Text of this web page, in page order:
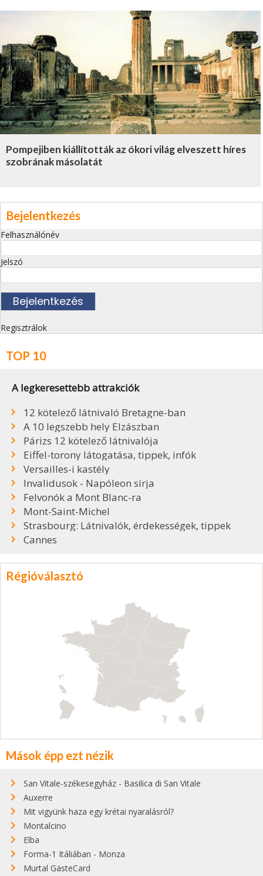
Pompejiben kiállították az ókori világ elveszett híres
szobrának másolatát
Bejelentkezés
Felhasználónév
Jelszó
Regisztrálok
TOP 10
A legkeresettebb attrakciók
12 kötelező látnivaló Bretagne-ban
A 10 legszebb hely Elzászban
Párizs 12 kötelező látnivalója
Eiffel-torony látogatása, tippek, infók
Versailles-i kastély
Invalidusok - Napóleon sírja
Felvonók a Mont Blanc-ra
Mont-Saint-Michel
Strasbourg: Látnivalók, érdekességek, tippek
Cannes
Régióválasztó
Mások épp ezt nézik
San Vitale-székesegyház - Basilica di San Vitale
Auxerre
Mit vigyünk haza egy krétai nyaralásról?
Montalcino
Elba
Forma-1 Itáliában - Monza
Murtal GästeCard